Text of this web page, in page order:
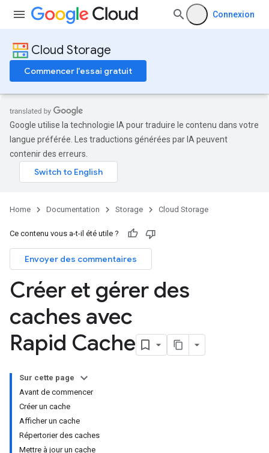
Connexion
Cloud Storage
Commencer l'essai gratuit
Google utilise la technologie IA pour traduire le contenu dans votre
langue préférée. Les traductions générées par IA peuvent
contenir des erreurs.
Home Documentation Storage Cloud Storage
Ce contenu vous a-t-il été utile ?
Envoyer des commentaires
Créer et gérer des
caches avec
Rapid Cache
Sur cette page
Avant de commencer
Créer un cache
Afficher un cache
Répertorier des caches
Mettre à jour un cache